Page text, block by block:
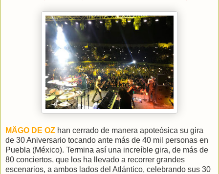
MÄGO DE OZ han cerrado de manera apoteósica su gira
de 30 Aniversario tocando ante más de 40 mil personas en
Puebla (México). Termina así una increíble gira, de más de
80 conciertos, que los ha llevado a recorrer grandes
escenarios, a ambos lados del Atlántico, celebrando sus 30